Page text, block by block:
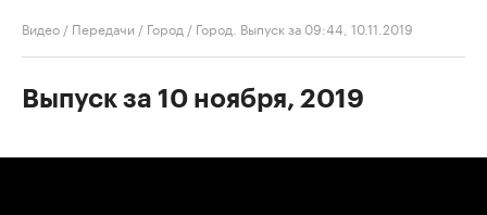
Видео / Передачи / Город / Город. Выпуск за 09:44, 10.11.2019
Выпуск за 10 ноября, 2019